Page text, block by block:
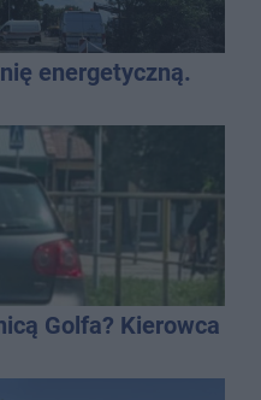
energetyczną.
Golfa? Kierowca